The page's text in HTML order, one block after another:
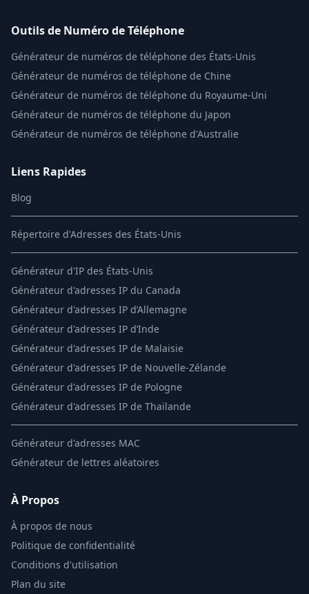
Outils de Numéro de Téléphone
Générateur de numéros de téléphone des États-Unis
Générateur de numéros de téléphone de Chine
Générateur de numéros de téléphone du Royaume-Uni
Générateur de numéros de téléphone du Japon
Générateur de numéros de téléphone d'Australie
Liens Rapides
Blog
Répertoire d'Adresses des États-Unis
Générateur d'IP des États-Unis
Générateur d'adresses IP du Canada
Générateur d'adresses IP d’Allemagne
Générateur d'adresses IP d’Inde
Générateur d'adresses IP de Malaisie
Générateur d'adresses IP de Nouvelle-Zélande
Générateur d'adresses IP de Pologne
Générateur d'adresses IP de Thaïlande
Générateur d'adresses MAC
Générateur de lettres aléatoires
À Propos
À propos de nous
Politique de confidentialité
Conditions d'utilisation
Plan du site